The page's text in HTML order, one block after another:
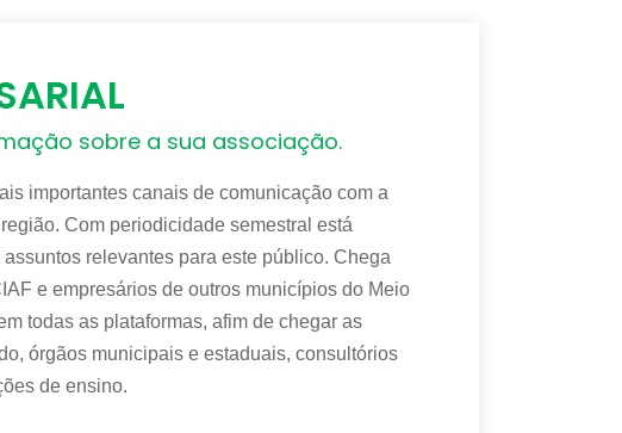
sobre a sua associação.
importantes canais de comunicação com a
Com periodicidade semestral está
relevantes para este público. Chega
e empresários de outros municípios do Meio
todas as plataformas, afim de chegar as
órgãos municipais e estaduais, consultórios
de ensino.